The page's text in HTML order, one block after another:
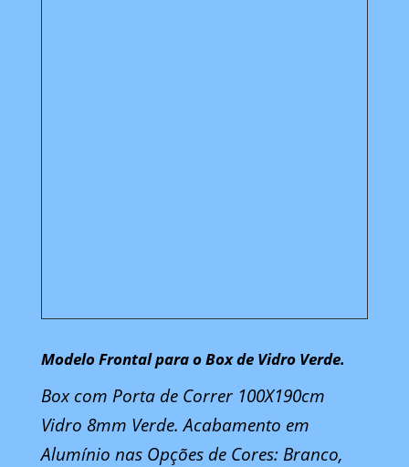
Modelo Frontal para o Box de Vidro Verde.
Box com Porta de Correr 100X190cm
Vidro 8mm Verde. Acabamento em
Alumínio nas Opções de Cores: Branco,